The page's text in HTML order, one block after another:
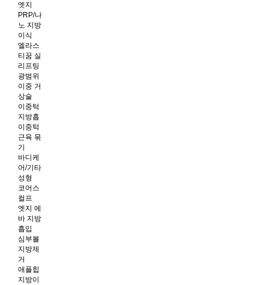
엣지
PRP/나
노 지방
이식
엘라스
티꿈 실
리프팅
광범위
이중 거
상술
이중턱
지방흡
이중턱
근육 묶
기
바디케
어/기타
성형
코어스
컬프
엣지 에
바 지방
흡입
심부볼
지방제
거
애플힙
지방이